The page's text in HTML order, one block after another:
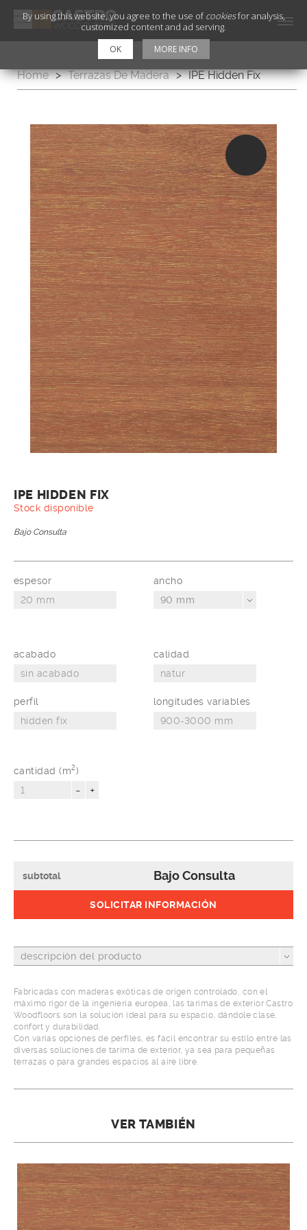
Home > Terrazas De Madera > IPE Hidden Fix
IPE HIDDEN FIX
Stock disponible
Bajo Consulta
espesor
ancho
90 mm
acabado calidad
perfil longitudes variables
cantidad (m2)
- +
subtotal Bajo Consulta
SOLICITAR INFORMACIÓN
descripción del producto
Fabricadas con maderas exóticas de origen controlado, con el
máximo rigor de la ingeniería europea, las tarimas de exterior Castro
Woodfloors son la solución ideal para su espacio, dándole clase,
confort y durabilidad.
Con varias opciones de perfiles, es fácil encontrar su estilo entre las
diversas soluciones de tarima de exterior, ya sea para pequeñas
terrazas o para grandes espacios al aire libre.
VER TAMBIÉN
By using this website, you agree to the use ofcookiesfor analysis,
customized content and ad serving.
OK MORE INFO